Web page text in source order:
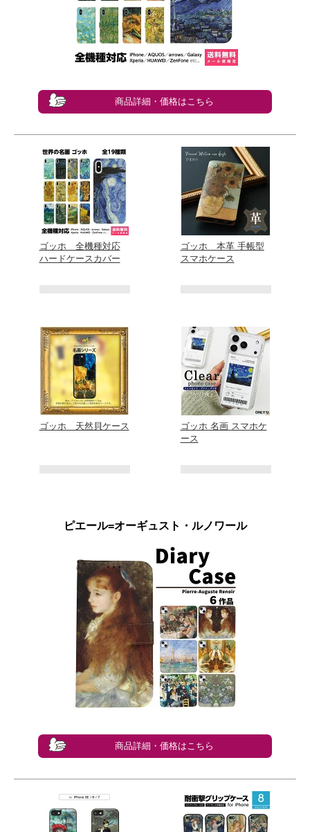
商品詳細・価格はこちら
ゴッホ 全機種対応
ハードケースカバー
ゴッホ 本革 手帳型
スマホケース
ゴッホ 天然貝ケース
ゴッホ 名画 スマホケ
ース
ピエール=オーギュスト・ルノワール
商品詳細・価格はこちら